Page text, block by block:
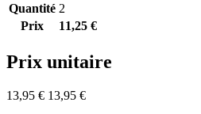
Quantité 2
Prix
11,25 €
Prix unitaire
13,95 € 13,95 €